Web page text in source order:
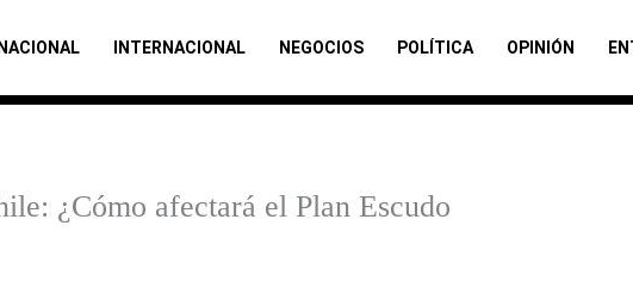
NACIONAL INTERNACIONAL NEGOCIOS POLÍTICA OPINIÓN
¿Cómo afectará el Plan Escudo